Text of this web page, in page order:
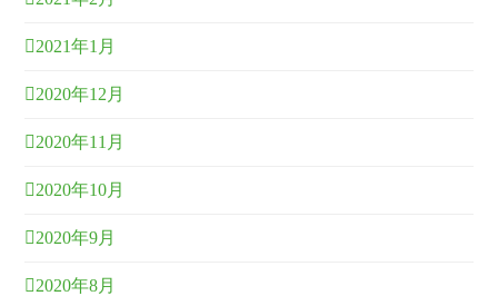
2021年1月
2020年12月
2020年11月
2020年10月
2020年9月
2020年8月